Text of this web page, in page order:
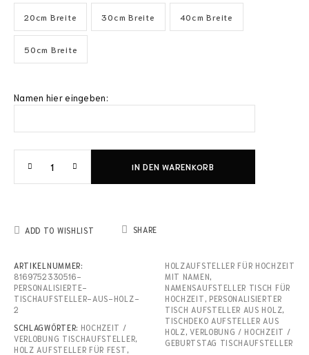
20cm Breite 30cm Breite 40cm Breite
50cm Breite
Namen hier eingeben:
IN DEN WARENKORB
ADD TO WISHLIST SHARE
ARTIKELNUMMER:
8169752330516-
PERSONALISIERTE-
TISCHAUFSTELLER-AUS-HOLZ-
2
SCHLAGWÖRTER: HOCHZEIT /
VERLOBUNG TISCHAUFSTELLER,
HOLZ AUFSTELLER FÜR FEST ,
HOLZAUFSTELLER FÜR HOCHZEIT
MIT NAMEN,
NAMENSAUFSTELLER TISCH FÜR
HOCHZEIT , PERSONALISIERTER
TISCH AUFSTELLER AUS HOLZ,
TISCHDEKO AUFSTELLER AUS
HOLZ,VERLOBUNG / HOCHZEIT /
GEBURTSTAG TISCHAUFSTELLER